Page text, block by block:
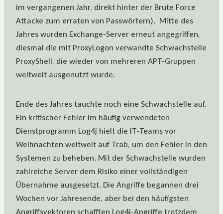
im vergangenen Jahr, direkt hinter der Brute Force
Attacke zum erraten von Passwörtern). Mitte des
Jahres wurden Exchange-Server erneut angegriffen,
diesmal die mit ProxyLogon verwandte Schwachstelle
ProxyShell, die wieder von mehreren APT-Gruppen
weltweit ausgenutzt wurde.
Ende des Jahres tauchte noch eine Schwachstelle auf.
Ein kritischer Fehler im häufig verwendeten
Dienstprogramm Log4j hielt die IT-Teams vor
Weihnachten weltweit auf Trab, um den Fehler in den
Systemen zu beheben. Mit der Schwachstelle wurden
zahlreiche Server dem Risiko einer vollständigen
Übernahme ausgesetzt. Die Angriffe begannen drei
Wochen vor Jahresende, aber bei den häufigsten
Angriffsvektoren schafften Log4j-Angriffe trotzdem